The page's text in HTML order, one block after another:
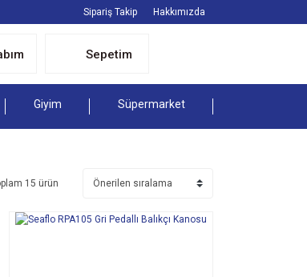
Sipariş Takip Hakkımızda
Sepetim
Giyim Süpermarket
15 ürün